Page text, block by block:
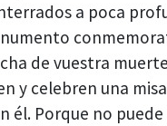
a poca
de vuestra
y celebren una
él. Porque no